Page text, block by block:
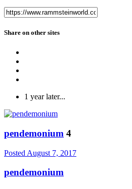
Share on other sites
1 year later...
pendemonium 4
Posted August 7, 2017
pendemonium